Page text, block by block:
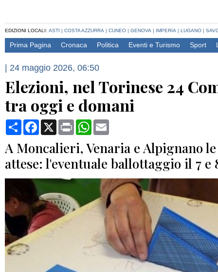
EDIZIONI LOCALI: ASTI | COSTA AZZURRA | CUNEO | GENOVA | IMPERIA | LUGANO |
Prima Pagina Cronaca Politica Eventi e Turismo Sport
| 24 maggio 2026, 06:50
Elezioni, nel Torinese 24
tra oggi e domani
CondividiFacebook
X Print WhatsApp
A Moncalieri, Venaria e Alpignano
attese: l'eventuale ballottaggio il 7 e